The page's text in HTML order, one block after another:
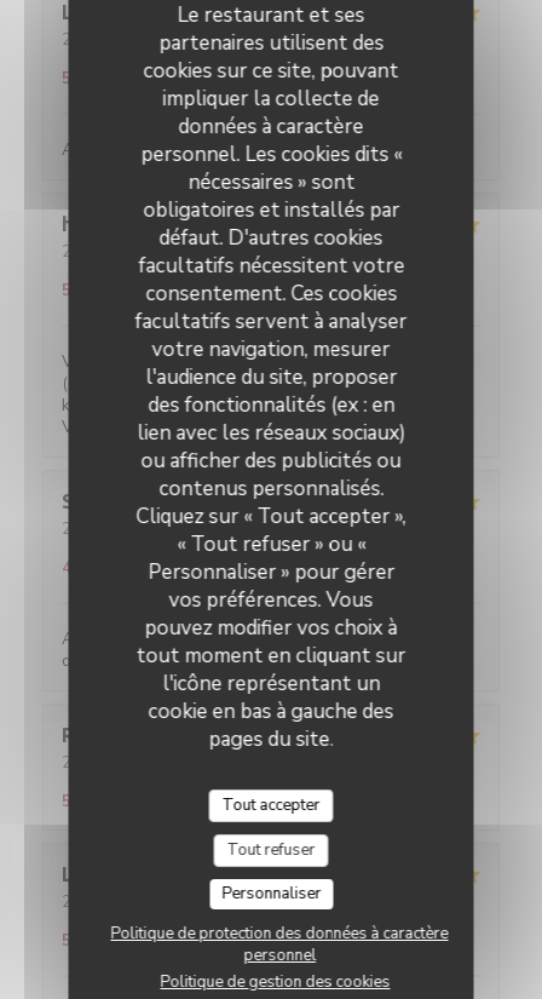
Le restaurant et ses
partenaires utilisent des
cookies sur ce site, pouvant
impliquer la collecte de
données à caractère
personnel. Les cookies dits «
nécessaires » sont
obligatoires et installés par
défaut. D'autres cookies
facultatifs nécessitent votre
consentement. Ces cookies
facultatifs servent à analyser
votre navigation, mesurer
l'audience du site, proposer
des fonctionnalités (ex : en
lien avec les réseaux sociaux)
ou afficher des publicités ou
contenus personnalisés.
Cliquez sur « Tout accepter »,
« Tout refuser » ou «
Personnaliser » pour gérer
vos préférences. Vous
pouvez modifier vos choix à
tout moment en cliquant sur
l'icône représentant un
cookie en bas à gauche des
pages du site.
Tout accepter
Tout refuser
Personnaliser
Politique de protection des données à caractère
personnel
Politique de gestion des cookies
Louise
2026-05-25
- 19:45 - Couverts 2
Ambiance Cuisine Qualité / Prix
5
Absolument parfait, comme toujours !
hans
2026-05-27
- 20:30 - Couverts 2
5/5 Ambiance: 4/5 Cuisine:5/5 Qualité / Prix
5
Verrassende gerechten voor een eerlijke prijs. Water
(plat of bruis) is gratis. 2-persoons tafeltjes zijn wat
klein maar ze hebben ook niet veel ruimte.
Vriendelijke bediening!
Sylviane
2026-05-25- 13:00 - Couverts 2
Ambiance: 5/5 Cuisine :5/5 Qualité / Prix
4
Accueil parfait. Accueil parfait. Plats toujours
délicieux et raffinés.
Romane
2026-05-21
5
L
2026-05-20
- 19:45 - Couverts 2
Service 5 /5 Ambiance 5/5 Cuisine /5 Qualité / Prix
5